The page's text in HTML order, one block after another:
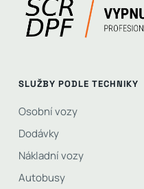
SLUŽBY PODLE TECHNIKY
Osobní vozy
Dodávky
Nákladní vozy
Autobusy